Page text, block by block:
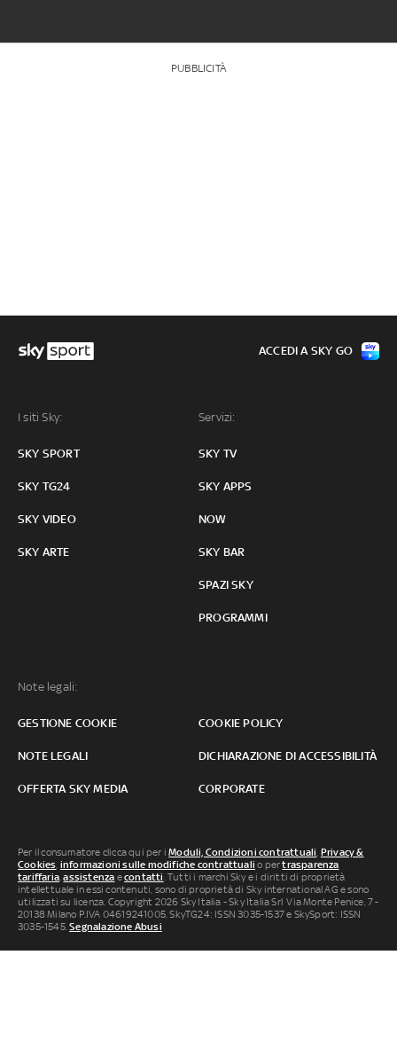
PUBBLICITÀ
I siti Sky:
SKY SPORT
SKY TG24
SKY VIDEO
SKY ARTE
Servizi:
SKY TV
SKY APPS
NOW
SKY BAR
SPAZI SKY
PROGRAMMI
Note legali:
GESTIONE COOKIE COOKIE POLICY
NOTE LEGALI DICHIARAZIONE DI ACCESSIBILITÀ
OFFERTA SKY MEDIA CORPORATE
ACCEDI A SKY GO
Per il consumatore clicca qui per iModuli, Condizioni contrattuali, Privacy &
Cookies, informazioni sulle modifiche contrattuali o pertrasparenza
tariffaria,assistenza econtatti. Tutti i marchi Sky e i diritti di proprietà
intellettuale in essi contenuti, sono di proprietà di Sky international AG e sono
utilizzati su licenza. Copyright 2026 Sky Italia - Sky Italia Srl Via Monte Penice, 7 -
20138 Milano P.IVA 04619241005. SkyTG24: ISSN 3035-1537 e SkySport: ISSN
3035-1545.Segnalazione Abusi